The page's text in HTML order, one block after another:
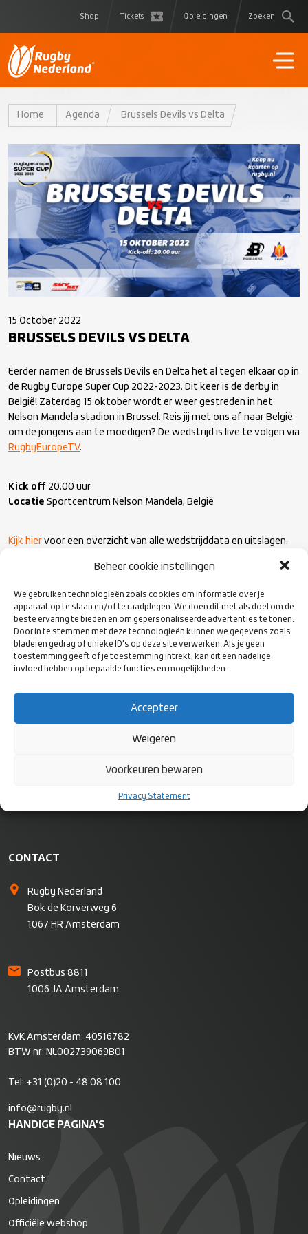
Beheer cookie instellingen
We gebruiken technologieën zoals cookies om informatie over je
apparaat op te slaan en/of te raadplegen. We doen dit met als doel om de
beste ervaring te bieden en om gepersonaliseerde advertenties te tonen.
Door in te stemmen met deze technologieën kunnen we gegevens zoals
bladeren gedrag of unieke ID's op deze site verwerken. Als je geen
toestemming geeft of je toestemming intrekt, kan dit een nadelige
invloed hebben op bepaalde functies en mogelijkheden.
Accepteer
Weigeren
Voorkeuren bewaren
Privacy Statement
Shop Tickets Opleidingen Zoeken
Home Agenda Brussels Devils vs Delta
15 October 2022
BRUSSELS DEVILS VS DELTA
Eerder namen de Brussels Devils en Delta het al tegen elkaar op in
de Rugby Europe Super Cup 2022-2023. Dit keer is de derby in
België! Zaterdag 15 oktober wordt er weer gestreden in het
Nelson Mandela stadion in Brussel. Reis jij met ons af naar België
om de jongens aan te moedigen? De wedstrijd is live te volgen via
RugbyEuropeTV.
Kick off 20.00 uur
Locatie Sportcentrum Nelson Mandela, België
Kijk hier voor een overzicht van alle wedstrijddata en uitslagen.
VOLG ONS
OP SOCIAL
CONTACT
Rugby Nederland
Bok de Korverweg 6
1067 HR Amsterdam
Postbus 8811
1006 JA Amsterdam
KvK Amsterdam: 40516782
BTW nr: NL002739069B01
Tel: +31 (0)20 - 48 08 100
info@rugby.nl
HANDIGE PAGINA'S
Nieuws
Contact
Opleidingen
Officiële webshop